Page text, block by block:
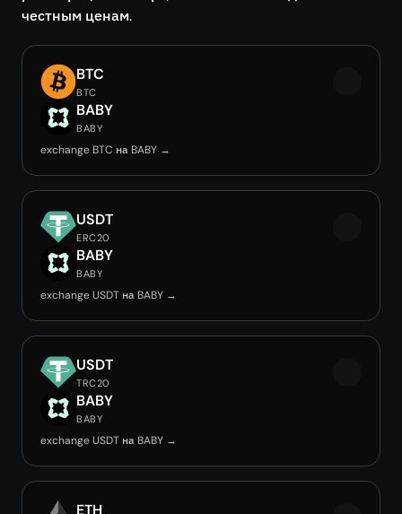
честным ценам.
BTC
BTC
BABY
BABY
exchange BTC на BABY →
USDT
ERC20
BABY
BABY
exchange USDT на BABY →
USDT
TRC20
BABY
BABY
exchange USDT на BABY →
ETH